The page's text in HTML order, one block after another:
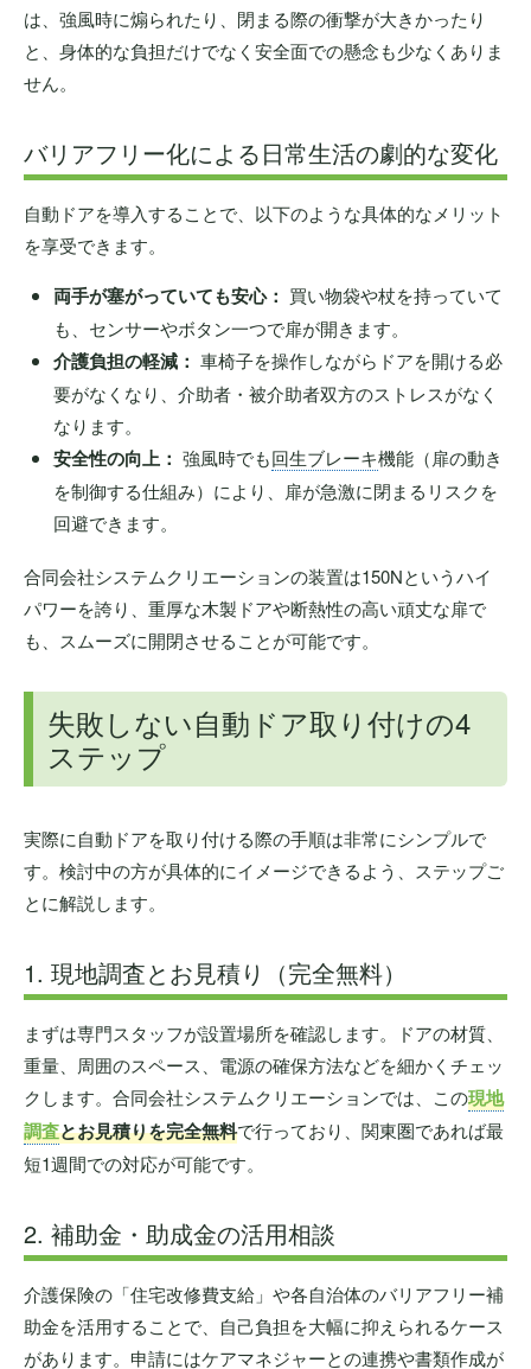
は、強風時に煽られたり、閉まる際の衝撃が大きかったり
と、身体的な負担だけでなく安全面での懸念も少なくありま
せん。
バリアフリー化による日常生活の劇的な変化
自動ドアを導入することで、以下のような具体的なメリット
を享受できます。
両手が塞がっていても安心： 買い物袋や杖を持っていて
も、センサーやボタン一つで扉が開きます。
介護負担の軽減： 車椅子を操作しながらドアを開ける必
要がなくなり、介助者・被介助者双方のストレスがなく
なります。
安全性の向上： 強風時でも回生ブレーキ機能（扉の動き
を制御する仕組み）により、扉が急激に閉まるリスクを
回避できます。
合同会社システムクリエーションの装置は150Nというハイ
パワーを誇り、重厚な木製ドアや断熱性の高い頑丈な扉で
も、スムーズに開閉させることが可能です。
失敗しない自動ドア取り付けの4
ステップ
実際に自動ドアを取り付ける際の手順は非常にシンプルで
す。検討中の方が具体的にイメージできるよう、ステップご
とに解説します。
1. 現地調査とお見積り（完全無料）
まずは専門スタッフが設置場所を確認します。ドアの材質、
重量、周囲のスペース、電源の確保方法などを細かくチェッ
クします。合同会社システムクリエーションでは、この現地
調査とお見積りを完全無料で行っており、関東圏であれば最
短1週間での対応が可能です。
2. 補助金・助成金の活用相談
介護保険の「住宅改修費支給」や各自治体のバリアフリー補
助金を活用することで、自己負担を大幅に抑えられるケース
があります。申請にはケアマネジャーとの連携や書類作成が